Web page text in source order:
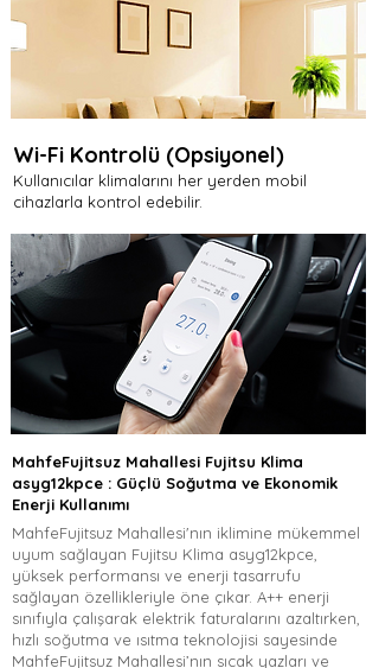
Wi-Fi Kontrolü (Opsiyonel)
Kullanıcılar klimalarını her yerden mobil
cihazlarla kontrol edebilir.
MahfeFujitsuz Mahallesi Fujitsu Klima
asyg12kpce : Güçlü Soğutma ve Ekonomik
Enerji Kullanımı
MahfeFujitsuz Mahallesi'nın iklimine mükemmel
uyum sağlayan Fujitsu Klima asyg12kpce,
yüksek performansı ve enerji tasarrufu
sağlayan özellikleriyle öne çıkar. A++ enerji
sınıfıyla çalışarak elektrik faturalarını azaltırken,
hızlı soğutma ve ısıtma teknolojisi sayesinde
MahfeFujitsuz Mahallesi’nın sıcak yazları ve